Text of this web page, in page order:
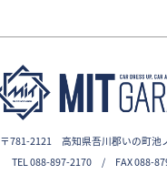
〒781-2121 高知県吾川郡いの町池
TEL 088-897-2170 / FAX 088-